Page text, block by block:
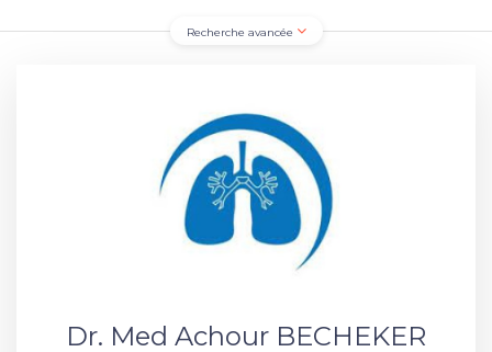
Recherche avancée
Dr. Med Achour BECHEKER